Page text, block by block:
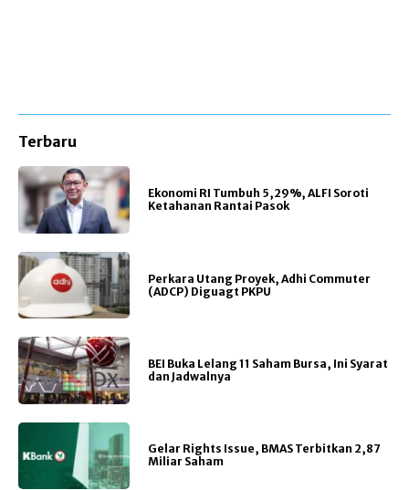
Terbaru
Ekonomi RI Tumbuh 5,29%, ALFI Soroti
Ketahanan Rantai Pasok
Perkara Utang Proyek, Adhi Commuter
(ADCP) Diguagt PKPU
BEI Buka Lelang 11 Saham Bursa, Ini Syarat
dan Jadwalnya
Gelar Rights Issue, BMAS Terbitkan 2,87
Miliar Saham